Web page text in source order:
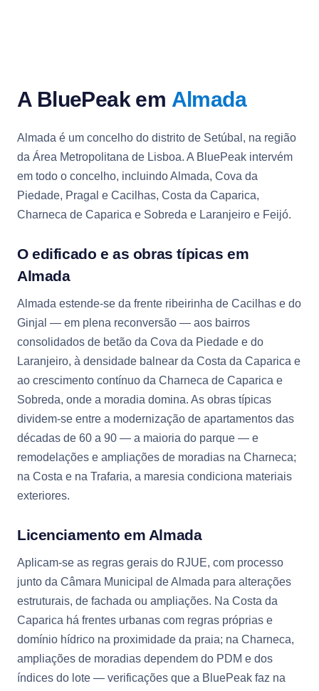
A BluePeak em Almada
Almada é um concelho do distrito de Setúbal, na região
da Área Metropolitana de Lisboa. A BluePeak intervém
em todo o concelho, incluindo Almada, Cova da
Piedade, Pragal e Cacilhas, Costa da Caparica,
Charneca de Caparica e Sobreda e Laranjeiro e Feijó.
O edificado e as obras típicas em
Almada
Almada estende-se da frente ribeirinha de Cacilhas e do
Ginjal — em plena reconversão — aos bairros
consolidados de betão da Cova da Piedade e do
Laranjeiro, à densidade balnear da Costa da Caparica e
ao crescimento contínuo da Charneca de Caparica e
Sobreda, onde a moradia domina. As obras típicas
dividem-se entre a modernização de apartamentos das
décadas de 60 a 90 — a maioria do parque — e
remodelações e ampliações de moradias na Charneca;
na Costa e na Trafaria, a maresia condiciona materiais
exteriores.
Licenciamento em Almada
Aplicam-se as regras gerais do RJUE, com processo
junto da Câmara Municipal de Almada para alterações
estruturais, de fachada ou ampliações. Na Costa da
Caparica há frentes urbanas com regras próprias e
domínio hídrico na proximidade da praia; na Charneca,
ampliações de moradias dependem do PDM e dos
índices do lote — verificações que a BluePeak faz na